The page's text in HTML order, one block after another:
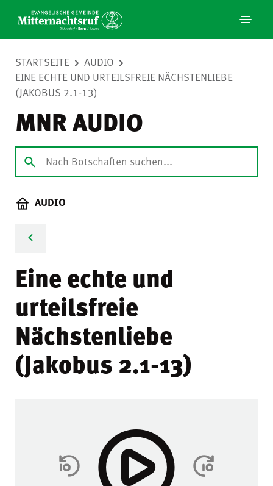
STARTSEITE
AUDIO
EINE ECHTE UND URTEILSFREIE NÄCHSTENLIEBE
(JAKOBUS 2.1-13)
MNR AUDIO
AUDIO
Eine echte und
urteilsfreie
Nächstenliebe
(Jakobus 2.1-13)